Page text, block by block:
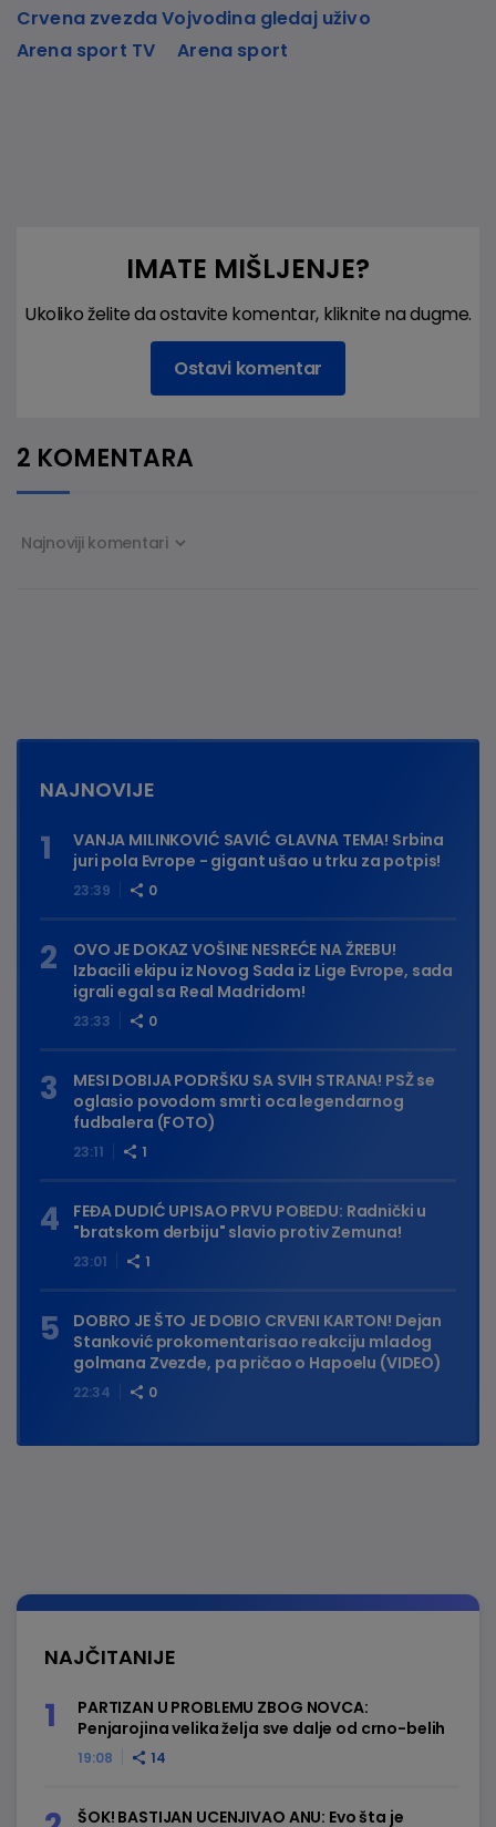
Crvena zvezda Vojvodina gledaj uživo
Arena sport TV
Arena sport
IMATE MIŠLJENJE?
Ukoliko želite da ostavite komentar, kliknite na dugme.
Ostavi komentar
2 KOMENTARA
NAJNOVIJE
23:39 0
VANJA MILINKOVIĆ SAVIĆ GLAVNA TEMA! Srbina
juri pola Evrope - gigant ušao u trku za potpis!
23:33 0
OVO JE DOKAZ VOŠINE NESREĆE NA ŽREBU!
Izbacili ekipu iz Novog Sada iz Lige Evrope, sada
igrali egal sa Real Madridom!
23:11 1
MESI DOBIJA PODRŠKU SA SVIH STRANA! PSŽ se
oglasio povodom smrti oca legendarnog
fudbalera (FOTO)
23:01 1
FEĐA DUDIĆ UPISAO PRVU POBEDU: Radnički u
"bratskom derbiju" slavio protiv Zemuna!
22:34 0
DOBRO JE ŠTO JE DOBIO CRVENI KARTON! Dejan
Stanković prokomentarisao reakciju mladog
golmana Zvezde, pa pričao o Hapoelu (VIDEO)
NAJČITANIJE
19:08 14
PARTIZAN U PROBLEMU ZBOG NOVCA:
Penjarojina velika želja sve dalje od crno-belih
ŠOK! BASTIJAN UCENJIVAO ANU: Evo šta je